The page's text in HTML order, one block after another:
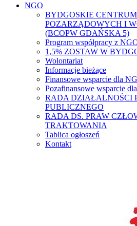
NGO
BYDGOSKIE
POZARZĄDOWYCH I
(BCOPW GDAŃSKA 5)
Program współpracy z
1,5% ZOSTAW W
Wolontariat
Informacje bieżące
Finansowe wsparcie dla
Pozafinansowe wsparcie
RADA DZIAŁALNOŚCI
PUBLICZNEGO
RADA DS. PRAW
TRAKTOWANIA
Tablica ogłoszeń
Kontakt